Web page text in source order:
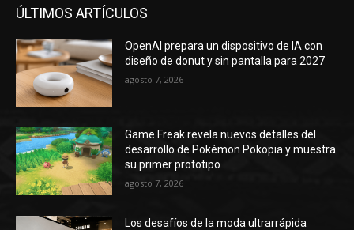
ÚLTIMOS ARTÍCULOS
OpenAI prepara un dispositivo de IA con
diseño de donut y sin pantalla para 2027
agosto 7, 2026
Game Freak revela nuevos detalles del
desarrollo de Pokémon Pokopia y muestra
su primer prototipo
agosto 7, 2026
Los desafíos de la moda ultrarrápida